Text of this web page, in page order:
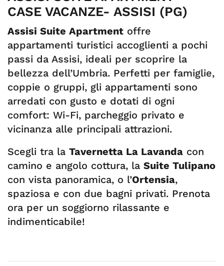
CASE VACANZE- ASSISI (PG)
Assisi Suite Apartment offre
appartamenti turistici accoglienti a pochi
passi da Assisi, ideali per scoprire la
bellezza dell’Umbria. Perfetti per famiglie,
coppie o gruppi, gli appartamenti sono
arredati con gusto e dotati di ogni
comfort: Wi-Fi, parcheggio privato e
vicinanza alle principali attrazioni.
Scegli tra la Tavernetta La Lavanda con
camino e angolo cottura, la Suite Tulipano
con vista panoramica, o l’Ortensia,
spaziosa e con due bagni privati. Prenota
ora per un soggiorno rilassante e
indimenticabile!